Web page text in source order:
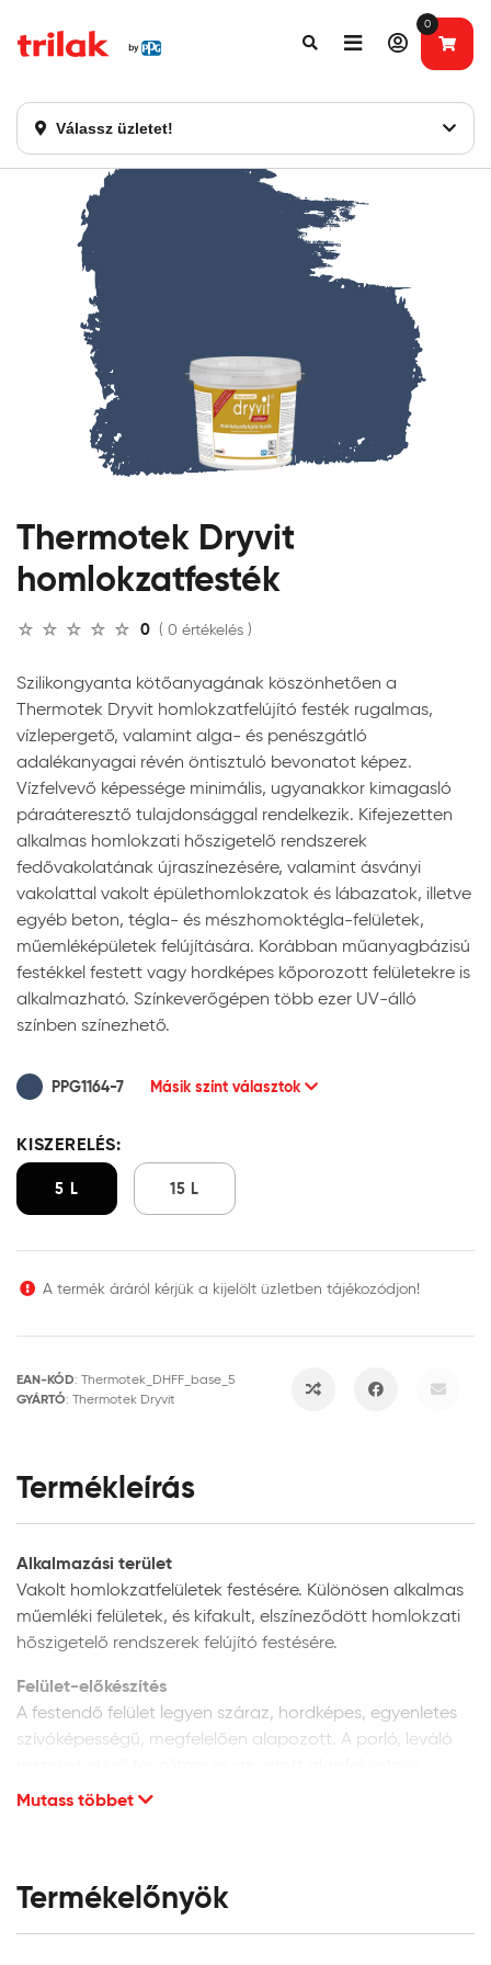
Válassz üzletet!
0
Fontos tájékoztatás!
Thermotek Dryvit
homlokzatfesték
0 ( 0 értékelés )
Szilikongyanta kötőanyagának köszönhetően a
Thermotek Dryvit homlokzatfelújító festék rugalmas,
vízlepergető, valamint alga- és penészgátló
adalékanyagai révén öntisztuló bevonatot képez.
Vízfelvevő képessége minimális, ugyanakkor kimagasló
páraáteresztő tulajdonsággal rendelkezik. Kifejezetten
alkalmas homlokzati hőszigetelő rendszerek
fedővakolatának újraszínezésére, valamint ásványi
vakolattal vakolt épülethomlokzatok és lábazatok, illetve
egyéb beton, tégla- és mészhomoktégla-felületek,
műemléképületek felújítására. Korábban műanyagbázisú
festékkel festett vagy hordképes kőporozott felületekre is
alkalmazható. Színkeverőgépen több ezer UV-álló
színben színezhető.
PPG1164-7 Másik színt választok
KISZERELÉS:
5 L 15 L
A termék áráról kérjük a kijelölt üzletben tájékozódjon!
EAN-KÓD: Thermotek_DHFF_base_5
GYÁRTÓ: Thermotek Dryvit
Termékleírás
Alkalmazási terület
Vakolt homlokzatfelületek festésére. Különösen alkalmas
műemléki felületek, és kifakult, elszíneződött homlokzati
hőszigetelő rendszerek felújító festésére.
Felület-előkészítés
A festendő felület legyen száraz, hordképes, egyenletes
szívóképességű, megfelelően alapozott. A porló, leváló
megfelelően kijavítani. A vakolat minősége legyen min. vH
Új, vakolt vagy beton felületek:
felület szívóképességének kiegyenlítéséhez a
Mutass többet
Termékelőnyök